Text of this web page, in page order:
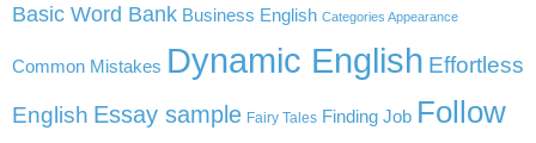
Basic Word Bank Business English Categories Appearance
Common Mistakes Dynamic English Effortless
English Essay sample Fairy Tales Finding Job Follow